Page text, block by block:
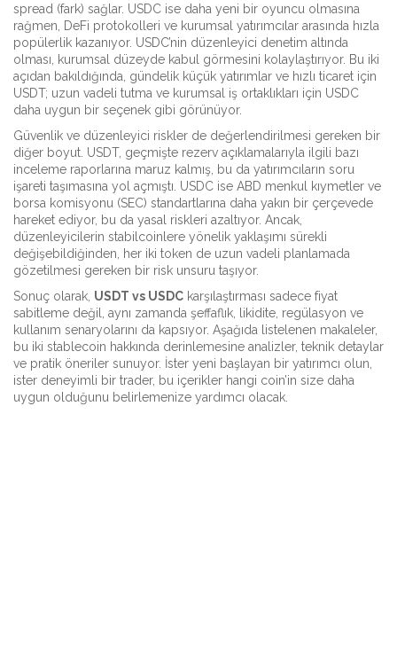
spread (fark) sağlar. USDC ise daha yeni bir oyuncu olmasına
rağmen, DeFi protokolleri ve kurumsal yatırımcılar arasında hızla
popülerlik kazanıyor. USDC’nin düzenleyici denetim altında
olması, kurumsal düzeyde kabul görmesini kolaylaştırıyor. Bu iki
açıdan bakıldığında, gündelik küçük yatırımlar ve hızlı ticaret için
USDT; uzun vadeli tutma ve kurumsal iş ortaklıkları için USDC
daha uygun bir seçenek gibi görünüyor.
Güvenlik ve düzenleyici riskler de değerlendirilmesi gereken bir
diğer boyut. USDT, geçmişte rezerv açıklamalarıyla ilgili bazı
inceleme raporlarına maruz kalmış, bu da yatırımcıların soru
işareti taşımasına yol açmıştı. USDC ise ABD menkul kıymetler ve
borsa komisyonu (SEC) standartlarına daha yakın bir çerçevede
hareket ediyor, bu da yasal riskleri azaltıyor. Ancak,
düzenleyicilerin stabilcoinlere yönelik yaklaşımı sürekli
değişebildiğinden, her iki token de uzun vadeli planlamada
gözetilmesi gereken bir risk unsuru taşıyor.
Sonuç olarak, USDT vs USDC karşılaştırması sadece fiyat
sabitleme değil, aynı zamanda şeffaflık, likidite, regülasyon ve
kullanım senaryolarını da kapsıyor. Aşağıda listelenen makaleler,
bu iki stablecoin hakkında derinlemesine analizler, teknik detaylar
ve pratik öneriler sunuyor. İster yeni başlayan bir yatırımcı olun,
ister deneyimli bir trader, bu içerikler hangi coin’in size daha
uygun olduğunu belirlemenize yardımcı olacak.